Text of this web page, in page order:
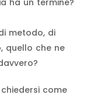
metodo, di
quello che ne
come